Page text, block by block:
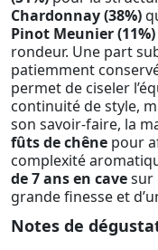
Chardonnay (38%)
Pinot Meunier (11%)
rondeur. Une part
patiemment
permet de ciseler
continuité de style,
son savoir-faire, la
fûts de chêne pour
complexité
de 7 ans en cavesur
grande finesse et
Notes de